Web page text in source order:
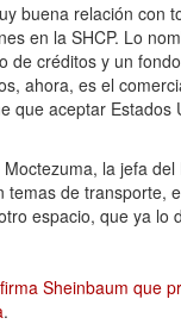
buena relación con
en la SHCP. Lo
de créditos y un
ahora, es el
que aceptar
la jefa
temas de transporte,
espacio, que ya lo
Sheinbaum que
.